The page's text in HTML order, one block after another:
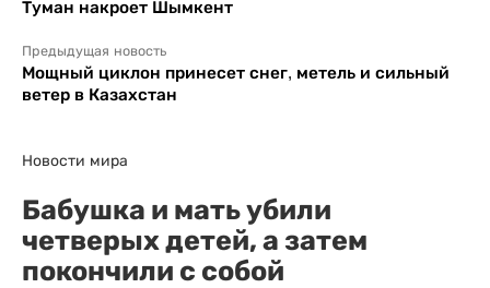
Туман накроет Шымкент
Предыдущая новость
Мощный циклон принесет снег, метель и сильный
ветер в Казахстан
Новости мира
Бабушка и мать убили
четверых детей, а затем
покончили с собой